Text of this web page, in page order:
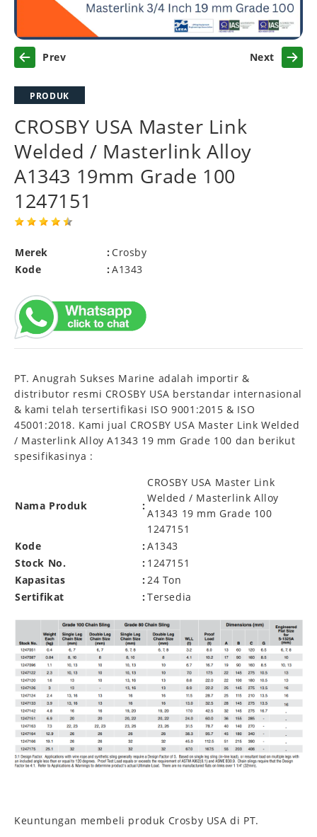
Previous Next
PRODUK
CROSBY USA Master Link
Welded / Masterlink Alloy
A1343 19mm Grade 100
1247151
Merek : Crosby
Kode
: A1343
PT. Anugrah Sukses Marine adalah importir &
distributor resmi CROSBY USA berstandar internasional
& kami telah tersertifikasi ISO 9001:2015 & ISO
45001:2018. Kami jual CROSBY USA Master Link Welded
/ Masterlink Alloy A1343 19 mm Grade 100 dan berikut
spesifikasinya :
Nama Produk :
CROSBY USA Master Link
Welded / Masterlink Alloy
A1343 19 mm Grade 100
1247151
Kode
: A1343
Stock No.
: 1247151
Kapasitas
: 24 Ton
Sertifikat
: Tersedia
Keuntungan membeli produk Crosby USA di PT.